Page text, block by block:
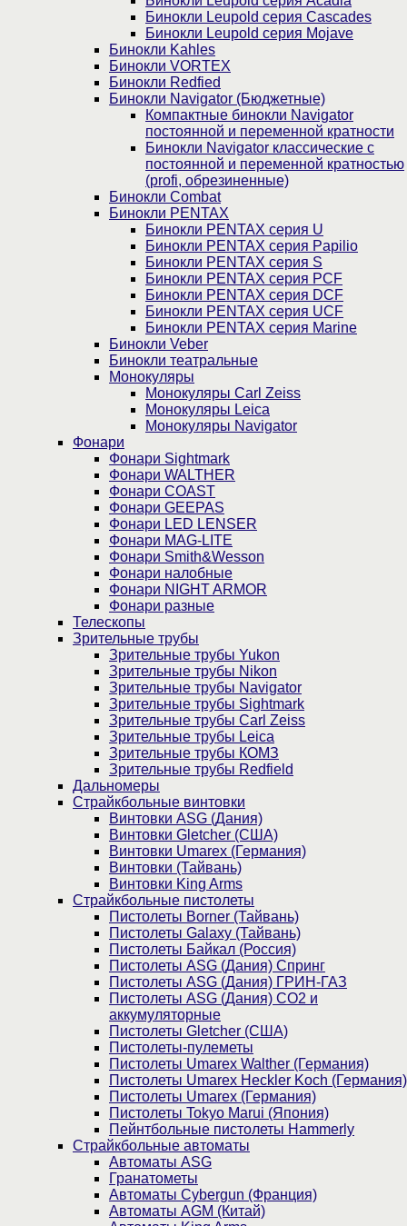
Бинокли Leupold серия Cascades
Бинокли Leupold серия Mojave
Бинокли Kahles
Бинокли VORTEX
Бинокли Redfied
Бинокли Navigator (Бюджетные)
Компактные бинокли Navigator
постоянной и переменной кратности
Бинокли Navigator классические с
постоянной и переменной кратностью
(profi, обрезиненные)
Бинокли Combat
Бинокли PENTAX
Бинокли PENTAX серия U
Бинокли PENTAX серия Papilio
Бинокли PENTAX серия S
Бинокли PENTAX серия PCF
Бинокли PENTAX серия DCF
Бинокли PENTAX серия UCF
Бинокли PENTAX серия Marine
Бинокли Veber
Бинокли театральные
Монокуляры
Монокуляры Carl Zeiss
Монокуляры Leica
Монокуляры Navigator
Фонари
Фонари Sightmark
Фонари WALTHER
Фонари COAST
Фонари GEEPAS
Фонари LED LENSER
Фонари MAG-LITE
Фонари Smith&Wesson
Фонари налобные
Фонари NIGHT ARMOR
Фонари разные
Телескопы
Зрительные трубы
Зрительные трубы Yukon
Зрительные трубы Nikon
Зрительные трубы Navigator
Зрительные трубы Sightmark
Зрительные трубы Carl Zeiss
Зрительные трубы Leica
Зрительные трубы КОМЗ
Зрительные трубы Redfield
Дальномеры
Страйкбольные винтовки
Винтовки ASG (Дания)
Винтовки Gletcher (США)
Винтовки Umarex (Германия)
Винтовки (Тайвань)
Винтовки King Arms
Страйкбольные пистолеты
Пистолеты Borner (Тайвань)
Пистолеты Galaxy (Тайвань)
Пистолеты Байкал (Россия)
Пистолеты ASG (Дания) Спринг
Пистолеты ASG (Дания) ГРИН-ГАЗ
Пистолеты ASG (Дания) CO2 и
аккумуляторные
Пистолеты Gletcher (США)
Пистолеты-пулеметы
Пистолеты Umarex Walther (Германия)
Пистолеты Umarex Heckler Koch (Германия)
Пистолеты Umarex (Германия)
Пистолеты Tokyo Marui (Япония)
Пейнтбольные пистолеты Hammerly
Страйкбольные автоматы
Автоматы ASG
Гранатометы
Автоматы Cybergun (Франция)
Автоматы AGM (Китай)